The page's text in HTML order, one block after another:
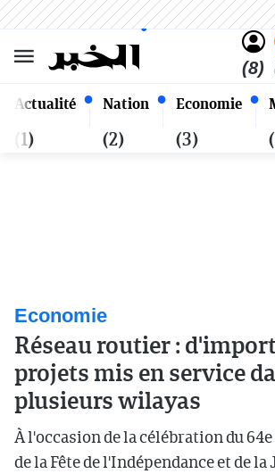
Actualité
(1)
Nation
(2)
Economie
(3)
(8)
Dimanche 25 Safar 1448 - 09
Août 2026
Alger
Economie
Réseau routier :
projets mis en service
plusieurs wilayas
À l'occasion de la célébration du
de la Fête de l'Indépendance et de la